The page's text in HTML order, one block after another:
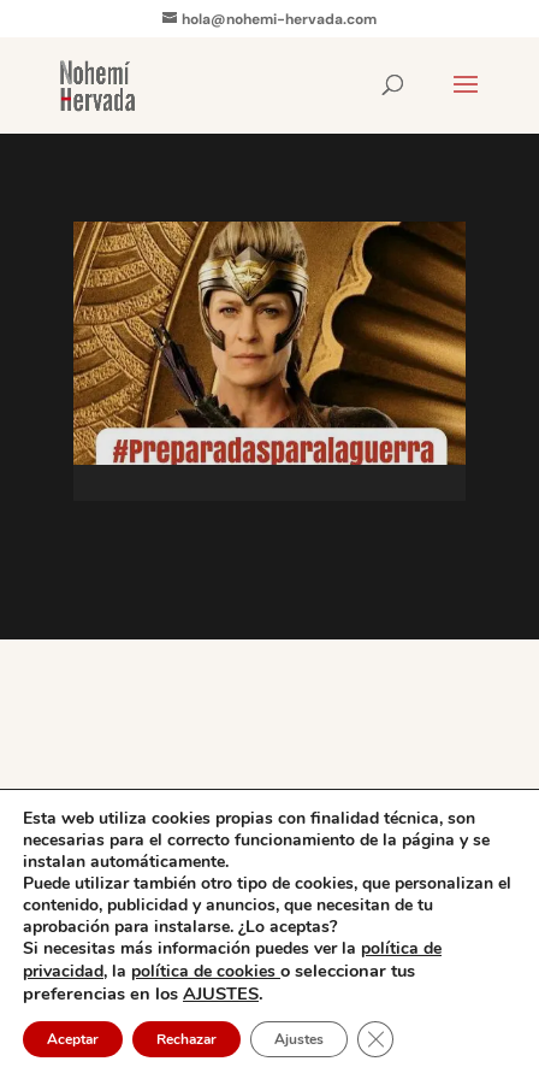
hola@nohemi-hervada.com
Esta web utiliza cookies propias con finalidad técnica, son
necesarias para el correcto funcionamiento de la página y se
instalan automáticamente.
Puede utilizar también otro tipo de cookies, que personalizan el
contenido, publicidad y anuncios, que necesitan de tu
aprobación para instalarse. ¿Lo aceptas?
Si necesitas más información puedes ver la política de
privacidad, la política de cookies o seleccionar tus
preferencias en los AJUSTES.
Aceptar Rechazar Ajustes Cerrar el banner de